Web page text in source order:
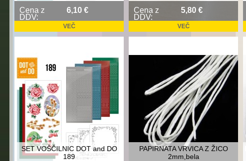
Cena z
DDV:
6,10 €
VEČ
Cena z
DDV:
5,80 €
VEČ
SET VOŠČILNIC DOT and DO
189
PAPIRNATA VRVICA Z ŽICO
2mm,bela